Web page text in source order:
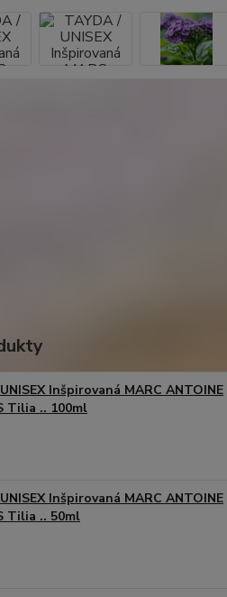
Inšpirovaná MARC ANTOINE
Tilia .. 100ml
Inšpirovaná MARC ANTOINE
Tilia .. 50ml